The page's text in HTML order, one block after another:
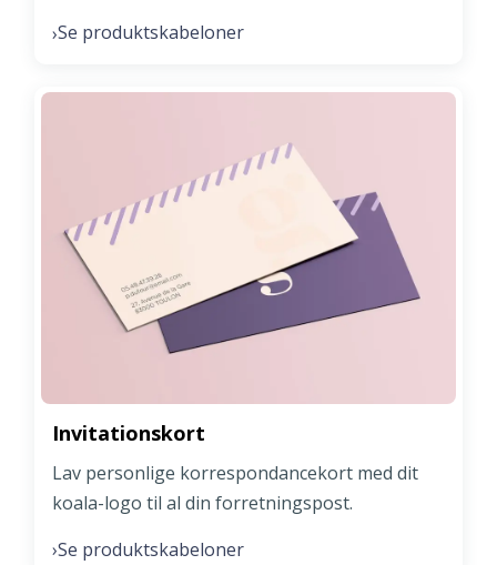
›Se produktskabeloner
Invitationskort
Lav personlige korrespondancekort med dit
koala-logo til al din forretningspost.
›Se produktskabeloner